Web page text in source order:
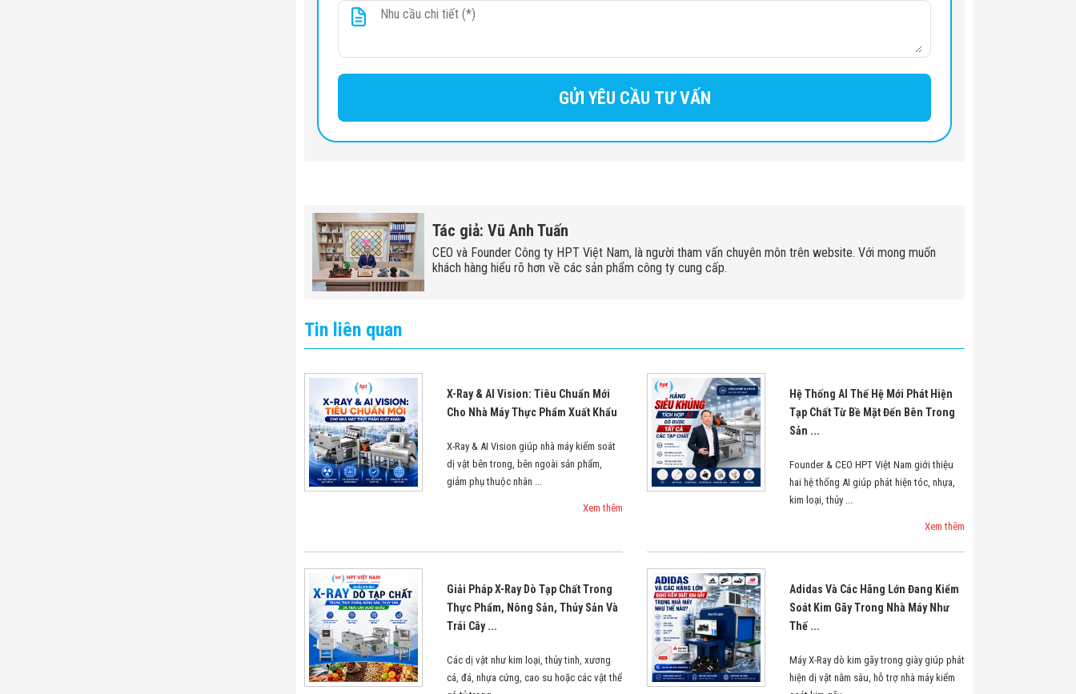
Tác giả: Vũ Anh Tuấn
CEO và Founder Công ty HPT Việt Nam, là người tham vấn chuyên môn trên website. Với mong muốn
khách hàng hiểu rõ hơn về các sản phẩm công ty cung cấp.
Tin liên quan
X-Ray & AI Vision: Tiêu Chuẩn Mới
Cho Nhà Máy Thực Phẩm Xuất Khẩu
X-Ray & AI Vision giúp nhà máy kiểm soát
dị vật bên trong, bên ngoài sản phẩm,
giảm phụ thuộc nhân ...
Xem thêm
Hệ Thống AI Thế Hệ Mới Phát Hiện
Tạp Chất Từ Bề Mặt Đến Bên Trong
Sản ...
Founder & CEO HPT Việt Nam giới thiệu
hai hệ thống AI giúp phát hiện tóc, nhựa,
kim loại, thủy ...
Xem thêm
Giải Pháp X-Ray Dò Tạp Chất Trong
Thực Phẩm, Nông Sản, Thủy Sản Và
Trái Cây ...
Các dị vật như kim loại, thủy tinh, xương
cá, đá, nhựa cứng, cao su hoặc các vật thể
Adidas Và Các Hãng Lớn Đang Kiểm
Soát Kim Gãy Trong Nhà Máy Như
Thế ...
Máy X-Ray dò kim gãy trong giày giúp phát
hiện dị vật nằm sâu, hỗ trợ nhà máy kiểm